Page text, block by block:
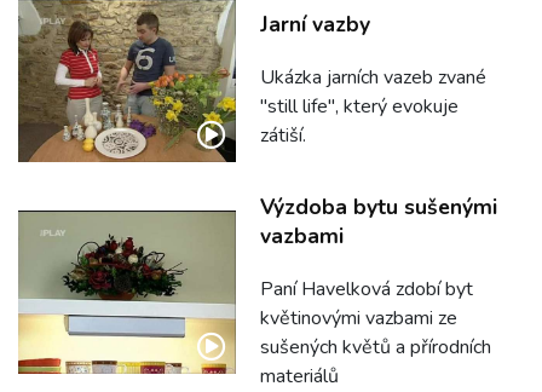
Jarní vazby
Ukázka jarních vazeb zvané
"still life", který evokuje
zátiší.
Výzdoba bytu sušenými
vazbami
Paní Havelková zdobí byt
květinovými vazbami ze
sušených květů a přírodních
materiálů